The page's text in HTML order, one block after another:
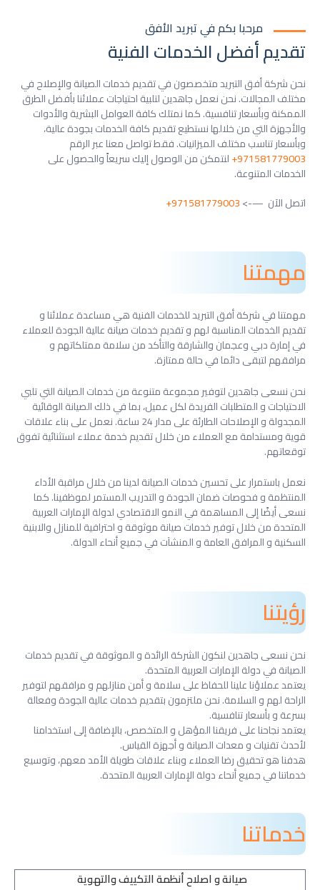
مرحبا بكم في تبريد الأفق
تقديم أفضل الخدمات الفنية
نحن شركة أفق التبريد متخصصون في تقديم خدمات الصيانة والإصلاح في
مختلف المجالات. نحن نعمل جاهدين لتلبية احتياجات عملائنا بأفضل الطرق
الممكنة وبأسعار تنافسية. كما نمتلك كافة العوامل البشرية والأدوات
والأجهزة التي من خلالها نستطيع تقديم كافة الخدمات بجودة عالية،
وبأسعار تناسب مختلف الميزانيات. فقط تواصل معنا عبر الرقم
971581779003+ لنتمكن من الوصول إليك سريعاً والحصول على
الخدمات المتنوعة.
اتصل الآن —->971581779003+
مهمتنا
مهمتنا في شركة أفق التبريد للخدمات الفنية هي مساعدة عملائنا و
تقديم الخدمات المناسبة لهم و تقديم خدمات صيانة عالية الجودة للعملاء
في إمارة دبي وعجمان والشارقة والتأكد من سلامة ممتلكاتهم و
مرافقهم لتبقى دائما في حالة ممتازة.
نحن نسعى جاهدين لتوفير مجموعة متنوعة من خدمات الصيانة التي تلبي
الاحتياجات و المتطلبات الفريدة لكل عميل، بما في ذلك الصيانة الوقائية
المجدولة و الإصلاحات الطارئة على مدار 24 ساعة. نعمل على بناء علاقات
قوية ومستدامة مع العملاء من خلال تقديم خدمة عملاء استثنائية تفوق
توقعاتهم.
نعمل باستمرار على تحسين خدمات الصيانة لدينا من خلال مراقبة الأداء
المنتظمة و فحوصات ضمان الجودة و التدريب المستمر لموظفينا. كما
نسعى أيضًا إلى المساهمة في النمو الاقتصادي لدولة الإمارات العربية
المتحدة من خلال توفير خدمات صيانة موثوقة و احترافية للمنازل والابنية
السكنية و المرافق العامة و المنشآت في جميع أنحاء الدولة.
رؤيتنا
نحن نسعى جاهدين لنكون الشركة الرائدة و الموثوقة في تقديم خدمات
الصيانة في دولة الإمارات العربية المتحدة.
يعتمد عملاؤنا علينا للحفاظ على سلامة و أمن منازلهم و مرافقهم لتوفير
الراحة لهم و السلامة. نحن ملتزمون بتقديم خدمات عالية الجودة وفعالة
بسرعة و بأسعار تنافسية.
يعتمد نجاحنا على فريقنا المؤهل و المتخصص، بالإضافة إلى استخدامنا
لأحدث تقنيات و معدات الصيانة و أجهزة القياس.
هدفنا هو تحقيق رضا العملاء وبناء علاقات طويلة الأمد معهم، وتوسيع
خدماتنا في جميع أنحاء دولة الإمارات العربية المتحدة.
خدماتنا
صيانة و اصلاح أنظمة التكييف والتهوية